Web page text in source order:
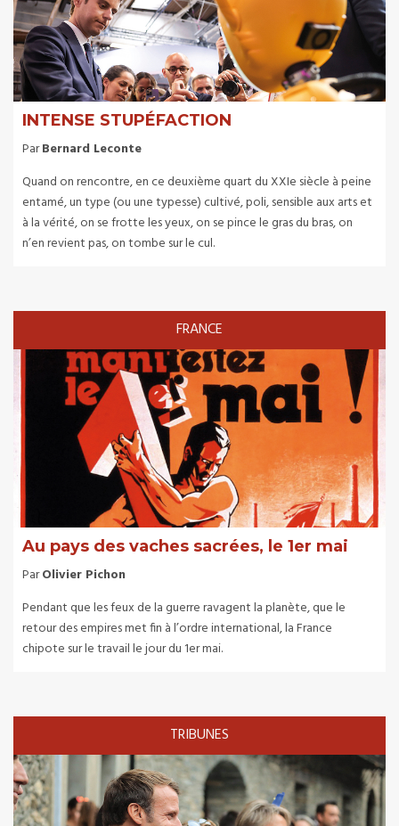
INTENSE STUPÉFACTION
ParBernard Leconte
Quand on rencontre, en ce deuxième quart du XXIe siècle à peine
entamé, un type (ou une typesse) cultivé, poli, sensible aux arts et
à la vérité, on se frotte les yeux, on se pince le gras du bras, on
n’en revient pas, on tombe sur le cul.
FRANCE
Au pays des vaches sacrées, le 1er mai
ParOlivier Pichon
Pendant que les feux de la guerre ravagent la planète, que le
retour des empires met fin à l’ordre international, la France
chipote sur le travail le jour du 1er mai.
TRIBUNES